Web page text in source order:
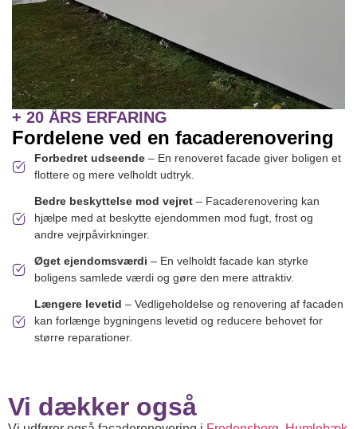
+ 20 ÅRS ERFARING
Fordelene ved en facaderenovering
Forbedret udseende– En renoveret facade giver boligen et
flottere og mere velholdt udtryk.
Bedre beskyttelse mod vejret– Facaderenovering kan
hjælpe med at beskytte ejendommen mod fugt, frost og
andre vejrpåvirkninger.
Øget ejendomsværdi – En velholdt facade kan styrke
boligens samlede værdi og gøre den mere attraktiv.
Længere levetid – Vedligeholdelse og renovering af facaden
kan forlænge bygningens levetid og reducere behovet for
større reparationer.
Vi dækker også